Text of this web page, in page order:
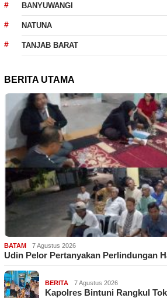
BANYUWANGI
NATUNA
TANJAB BARAT
BERITA UTAMA
BATAM 7 Agustus 2026
Udin Pelor Pertanyakan Perlindungan
BERITA 7 Agustus 2026
Kapolres Bintuni Rangkul